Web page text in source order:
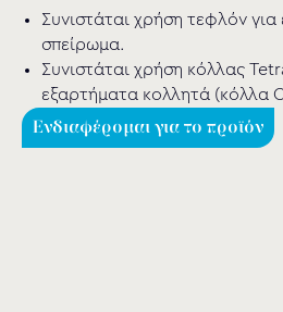
Συνιστάται χρήση τεφλόν
σπείρωμα.
Συνιστάται χρήση κόλλας
εξαρτήματα κολλητά (κόλλα
Ενδιαφέρομαι για το προϊόν